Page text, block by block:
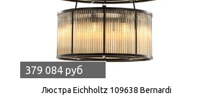
379 084 руб
Люстра Eichholtz 109638 Bernardi